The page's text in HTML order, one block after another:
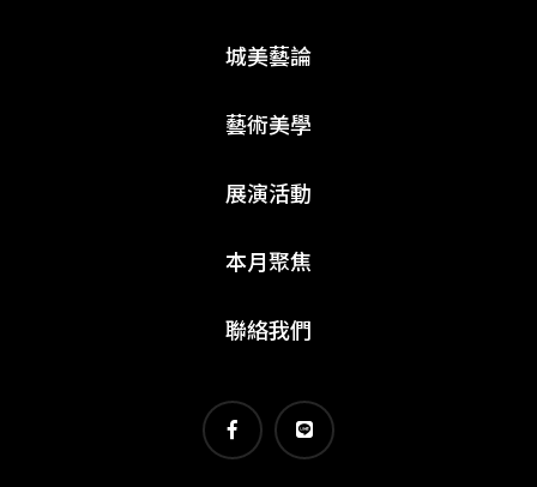
城美藝論
藝術美學
展演活動
本月聚焦
聯絡我們